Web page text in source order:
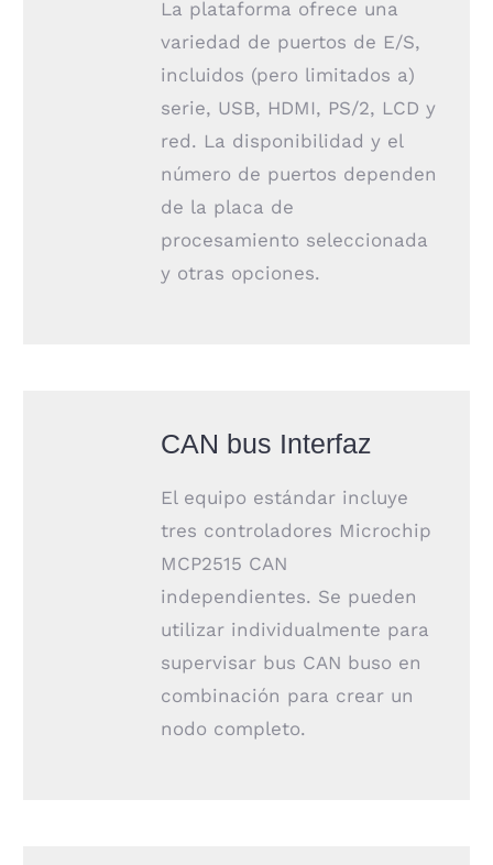
La plataforma ofrece una
variedad de puertos de E/S,
incluidos (pero limitados a)
serie, USB, HDMI, PS/2, LCD y
red. La disponibilidad y el
número de puertos dependen
de la placa de
procesamiento seleccionada
y otras opciones.
CAN bus Interfaz
El equipo estándar incluye
tres controladores Microchip
MCP2515 CAN
independientes. Se pueden
utilizar individualmente para
supervisar bus CAN buso en
combinación para crear un
nodo completo.